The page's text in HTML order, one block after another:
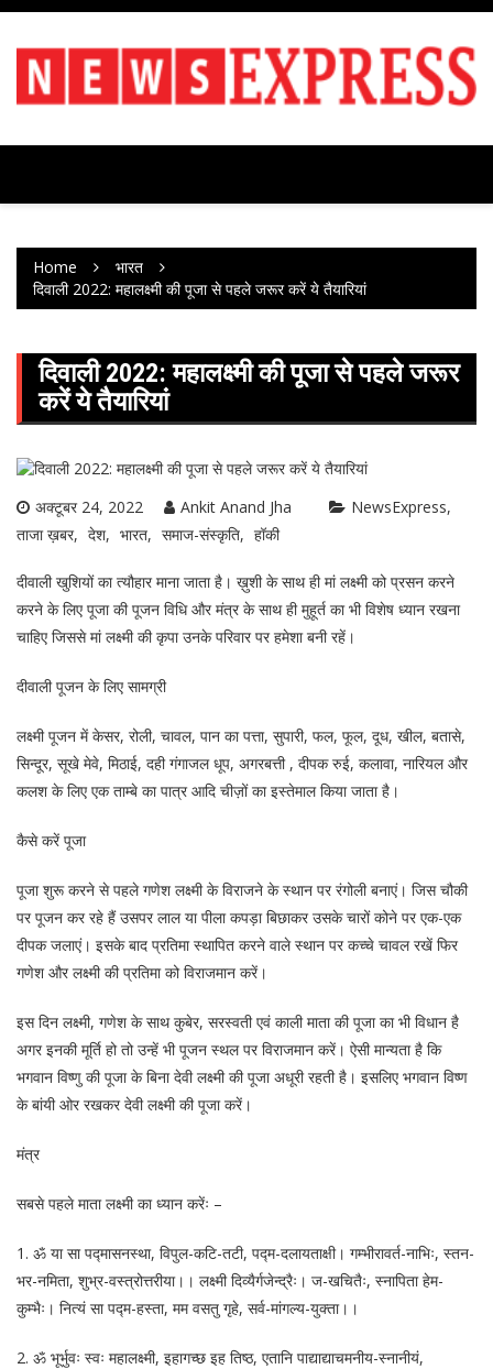
Skip
content
Home
भारत
दिवाली 2022: महालक्ष्मी की पूजा से पहले जरूर करें ये तैयारियां
दिवाली 2022: महालक्ष्मी की पूजा से पहले जरूर
करें ये तैयारियां
अक्टूबर 24, 2022 Ankit Anand Jha
NewsExpress
ताजा ख़बर
देश भारत समाज-संस्कृति हॉकी
दीवाली खुशियों का त्यौहार माना जाता है। ख़ुशी के साथ ही मां लक्ष्मी को प्रसन करने
करने के लिए पूजा की पूजन विधि और मंत्र के साथ ही मुहूर्त का भी विशेष ध्यान रखना
चाहिए जिससे मां लक्ष्मी की कृपा उनके परिवार पर हमेशा बनी रहें।
दीवाली पूजन के लिए सामग्री
लक्ष्मी पूजन में केसर, रोली, चावल, पान का पत्ता, सुपारी, फल, फूल, दूध, खील, बतासे,
सिन्दूर, सूखे मेवे, मिठाई, दही गंगाजल धूप, अगरबत्ती , दीपक रुई, कलावा, नारियल और
कलश के लिए एक ताम्बे का पात्र आदि चीज़ों का इस्तेमाल किया जाता है।
कैसे करें पूजा
पूजा शुरू करने से पहले गणेश लक्ष्मी के विराजने के स्थान पर रंगोली बनाएं। जिस चौकी
पर पूजन कर रहे हैं उसपर लाल या पीला कपड़ा बिछाकर उसके चारों कोने पर एक-एक
दीपक जलाएं। इसके बाद प्रतिमा स्थापित करने वाले स्थान पर कच्चे चावल रखें फिर
गणेश और लक्ष्मी की प्रतिमा को विराजमान करें।
इस दिन लक्ष्मी, गणेश के साथ कुबेर, सरस्वती एवं काली माता की पूजा का भी विधान है
अगर इनकी मूर्ति हो तो उन्हें भी पूजन स्थल पर विराजमान करें। ऐसी मान्यता है कि
भगवान विष्णु की पूजा के बिना देवी लक्ष्मी की पूजा अधूरी रहती है। इसलिए भगवान विष्ण
के बांयी ओर रखकर देवी लक्ष्मी की पूजा करें।
मंत्र
सबसे पहले माता लक्ष्मी का ध्यान करेंः –
1. ॐ या सा पद्मासनस्था, विपुल-कटि-तटी, पद्म-दलायताक्षी। गम्भीरावर्त-नाभिः, स्तन-
भर-नमिता, शुभ्र-वस्त्रोत्तरीया।। लक्ष्मी दिव्यैर्गजेन्द्रैः। ज-खचितैः, स्नापिता हेम-
कुम्भैः। नित्यं सा पद्म-हस्ता, मम वसतु गृहे, सर्व-मांगल्य-युक्ता।।
2. ॐ भूर्भुवः स्वः महालक्ष्मी, इहागच्छ इह तिष्ठ, एतानि पाद्याद्याचमनीय-स्नानीयं,